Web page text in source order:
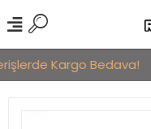
Kargo Bedava!